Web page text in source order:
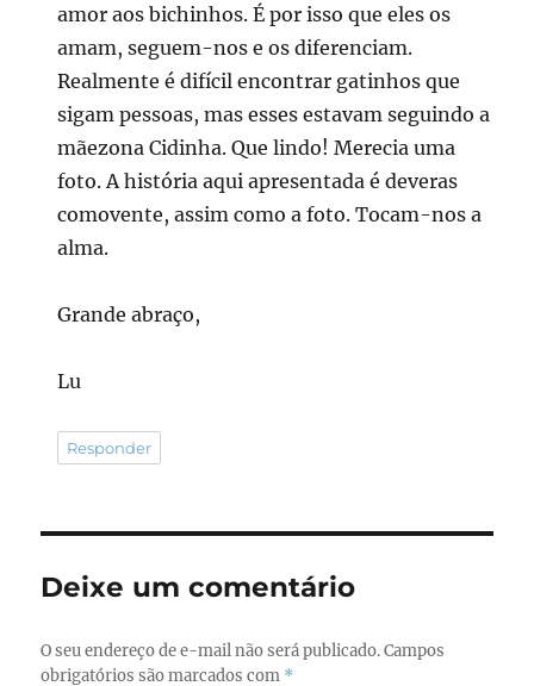
amor aos bichinhos. É por isso que eles os
amam, seguem-nos e os diferenciam.
Realmente é difícil encontrar gatinhos que
sigam pessoas, mas esses estavam seguindo a
mãezona Cidinha. Que lindo! Merecia uma
foto. A história aqui apresentada é deveras
comovente, assim como a foto. Tocam-nos a
alma.
Grande abraço,
Lu
Responder
Deixe um comentário
O seu endereço de e-mail não será publicado. Campos
obrigatórios são marcados com *